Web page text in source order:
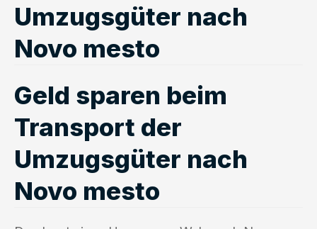
Umzugsgüter nach
Novo mesto
Geld sparen beim
Transport der
Umzugsgüter nach
Novo mesto